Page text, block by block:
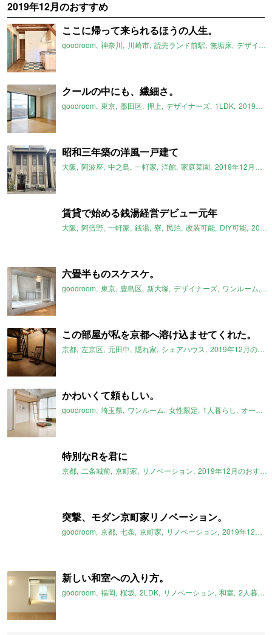
2019年12月のおすすめ
ここに帰って来られるほうの人生。
goodroom 神奈川 川崎市 読売ランド前駅 無垢床 デザイナーズ
クールの中にも、繊細さ。
goodroom 東京 墨田区 押上 デザイナーズ 1LDK 2019年12月のおすすめ
昭和三年築の洋風一戸建て
大阪 阿波座 中之島 一軒家 洋館 家庭菜園 2019年12月のおすすめ
賃貸で始める銭湯経営デビュー元年
大阪 阿倍野 一軒家 銭湯 寮 民泊 改装可能 DIY可能 2019年12月のおすすめ
六畳半ものスケスケ。
goodroom 東京 豊島区 新大塚 デザイナーズ ワンルーム
この部屋が私を京都へ溶け込ませてくれた。
京都 左京区 元田中 隠れ家 シェアハウス 2019年12月のおすすめ
かわいくて頼もしい。
goodroom 埼玉県 ワンルーム 女性限定 1人暮らし オートロック
特別なRを君に
京都 二条城前 京町家 リノベーション 2019年12月のおすすめ
突撃、モダン京町家リノベーション。
goodroom 京都 七条 京町家 リノベーション 2019年12月のおすすめ
新しい和室への入り方。
goodroom 福岡 桜坂 2LDK リノベーション 和室 2人暮らし